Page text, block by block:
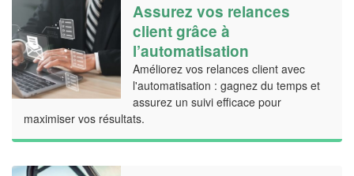
Assurez vos relances
client grâce à
l’automatisation
Améliorez vos relances client avec
l'automatisation : gagnez du temps et
assurez un suivi efficace pour
maximiser vos résultats.